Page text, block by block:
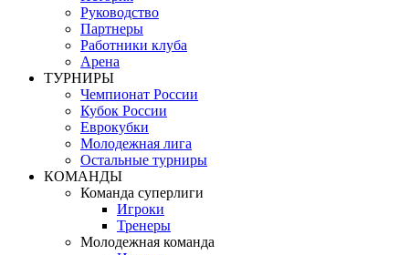
Руководство
Партнеры
Работники клуба
Арена
ТУРНИРЫ
Чемпионат России
Кубок России
Еврокубки
Молодежная лига
Остальные турниры
КОМАНДЫ
Команда суперлиги
Игроки
Тренеры
Молодежная команда